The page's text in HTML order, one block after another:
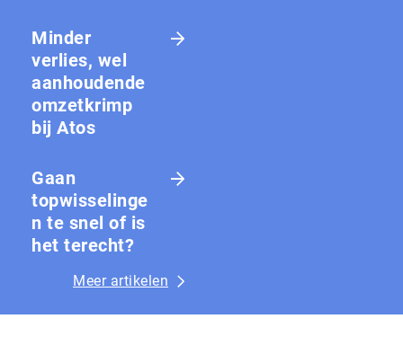
Minder
verlies, wel
aanhoudende
omzetkrimp
bij Atos
Gaan
topwisselinge
n te snel of is
het terecht?
Meer artikelen